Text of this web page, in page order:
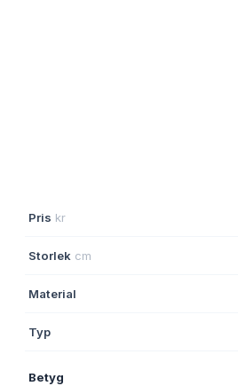
Pris kr
Storlek cm
Material
Typ
Betyg